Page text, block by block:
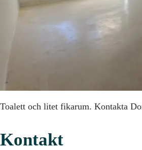
Toalett och litet fikarum. Kontakta
Kontakt